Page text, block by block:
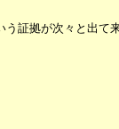
証拠が次々と出て